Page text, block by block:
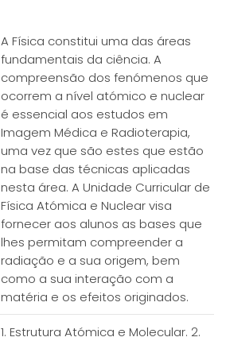
A Física constitui uma das áreas
fundamentais da ciência. A
compreensão dos fenómenos que
ocorrem a nível atómico e nuclear
é essencial aos estudos em
Imagem Médica e Radioterapia,
uma vez que são estes que estão
na base das técnicas aplicadas
nesta área. A Unidade Curricular de
Física Atómica e Nuclear visa
fornecer aos alunos as bases que
lhes permitam compreender a
radiação e a sua origem, bem
como a sua interação com a
matéria e os efeitos originados.
1. Estrutura Atómica e Molecular. 2.